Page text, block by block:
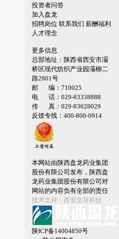
投资者问答
加入盘龙
招聘岗位 联系我们 薪酬福利
人才理念
更多信息
总部地址： 陕西省西安市灞
桥区现代纺织产业园灞柳二
路2801号
邮 编： 710025
电 话： 029-83338888
传 真： 029-83628029
反馈专线： 400-800-0914
本网站由陕西盘龙药业集团
股份有限公司发布，陕西盘
龙药业集团股份有限公司对
网站的内容负有全部的责任
技术支持：西安文菲科技
陕ICP备14004850号